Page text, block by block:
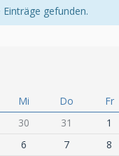
gefunden.
Mi Do Fr
30 31 1
6 7 8